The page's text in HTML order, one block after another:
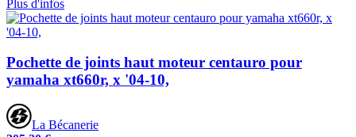
Plus d'infos
Pochette de joints haut moteur centauro pour
yamaha xt660r, x '04-10,
La Bécanerie